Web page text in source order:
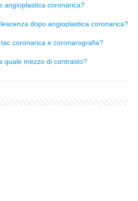
angioplastica coronarica?
dopo angioplastica coronarica?
coronarica e coronarografia?
quale mezzo di contrasto?